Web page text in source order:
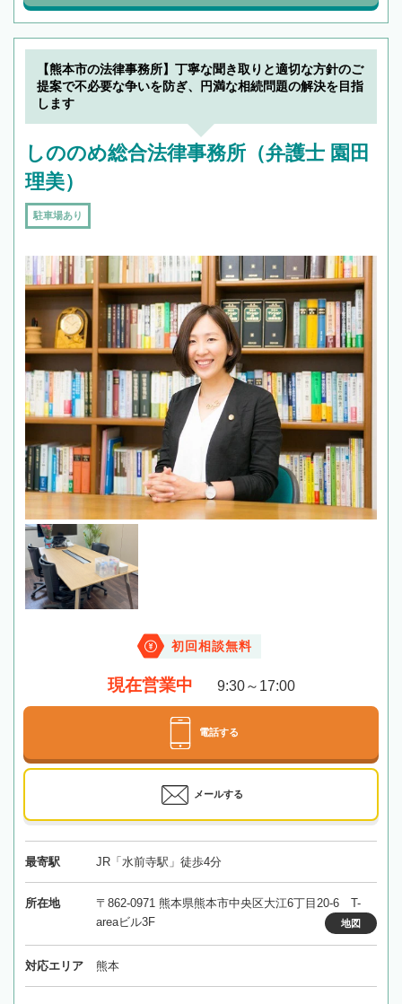
【熊本市の法律事務所】丁寧な聞き取りと適切な方針のご
提案で不必要な争いを防ぎ、円満な相続問題の解決を目指
します
しののめ総合法律事務所（弁護士 園田
理美）
駐車場あり
初回相談無料
現在営業中 9:30～17:00
電話する
メールする
最寄駅 JR「水前寺駅」徒歩4分
所在地
〒862-0971 熊本県熊本市中央区大江6丁目20‐6 T-
areaビル3F
地図
対応エリア 熊本